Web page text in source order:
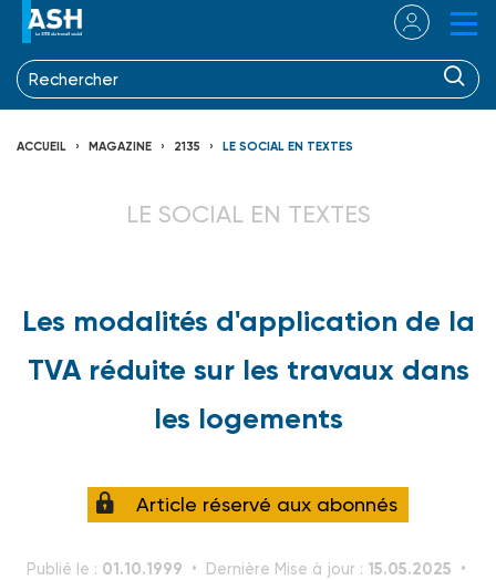
ACCUEIL MAGAZINE 2135 LE SOCIAL EN TEXTES
LE SOCIAL EN TEXTES
Les modalités d'application de la
TVA réduite sur les travaux dans
les logements
Article réservé aux abonnés
Publié le : 01.10.1999 Dernière Mise à jour : 15.05.2025